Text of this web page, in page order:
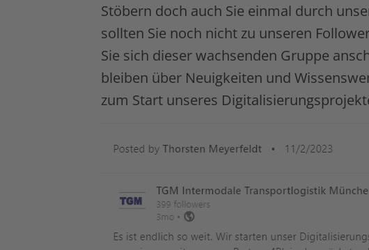
Stöbern doch auch Sie einmal durch
sollten Sie noch nicht zu unseren
Sie sich dieser wachsenden Gruppe
bleiben über Neuigkeiten und
zum Start unseres